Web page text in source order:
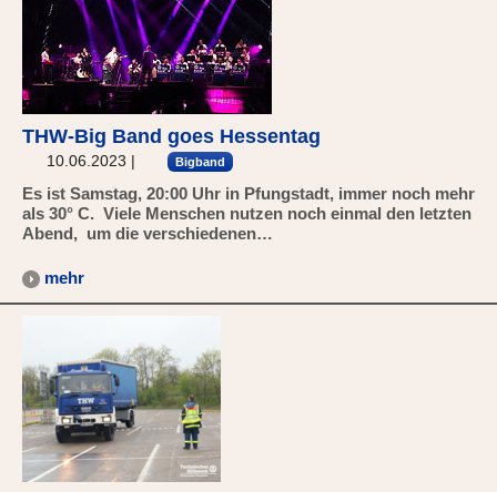
THW-Big Band goes Hessentag
10.06.2023 | Bigband
Es ist Samstag, 20:00 Uhr in Pfungstadt, immer noch mehr
als 30° C. Viele Menschen nutzen noch einmal den letzten
Abend, um die verschiedenen…
mehr